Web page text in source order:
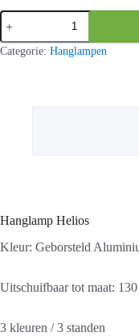
Hanglamp
Helios
Geborsteld
Aluminium
Categorie: Hanglampen
Hanglamp Helios
Kleur: Geborsteld
Uitschuifbaar tot maat:
3 kleuren / 3 standen